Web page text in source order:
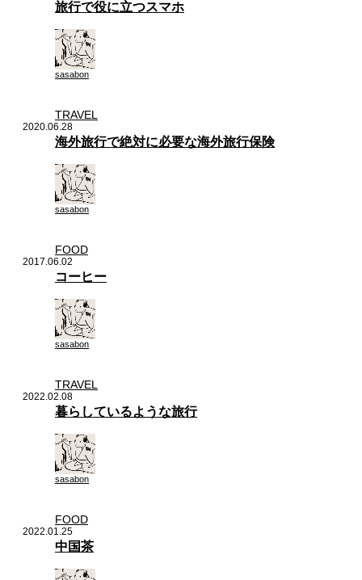
旅行で役に立つスマホ
sasabon
2020.06.28
TRAVEL
海外旅行で絶対に必要な海外旅行保険
sasabon
2017.06.02
FOOD
コーヒー
sasabon
2022.02.08
TRAVEL
暮らしているような旅行
sasabon
2022.01.25
FOOD
中国茶